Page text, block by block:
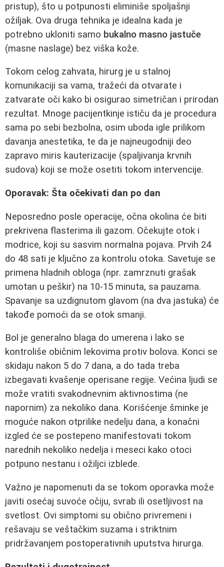
pristup), što u potpunosti eliminiše spoljašnji
ožiljak. Ova druga tehnika je idealna kada je
potrebno ukloniti samo bukalno masno jastuče
(masne naslage) bez viška kože.
Tokom celog zahvata, hirurg je u stalnoj
komunikaciji sa vama, tražeći da otvarate i
zatvarate oči kako bi osigurao simetričan i prirodan
rezultat. Mnoge pacijentkinje ističu da je procedura
sama po sebi bezbolna, osim uboda igle prilikom
davanja anestetika, te da je najneugodniji deo
zapravo miris kauterizacije (spaljivanja krvnih
sudova) koji se može osetiti tokom intervencije.
Oporavak: Šta očekivati dan po dan
Neposredno posle operacije, očna okolina će biti
prekrivena flasterima ili gazom. Očekujte otok i
modrice, koji su sasvim normalna pojava. Prvih 24
do 48 sati je ključno za kontrolu otoka. Savetuje se
primena hladnih obloga (npr. zamrznuti grašak
umotan u peškir) na 10-15 minuta, sa pauzama.
Spavanje sa uzdignutom glavom (na dva jastuka) će
takođe pomoći da se otok smanji.
Bol je generalno blaga do umerena i lako se
kontroliše običnim lekovima protiv bolova. Konci se
skidaju nakon 5 do 7 dana, a do tada treba
izbegavati kvašenje operisane regije. Većina ljudi se
može vratiti svakodnevnim aktivnostima (ne
napornim) za nekoliko dana. Korišćenje šminke je
moguće nakon otprilike nedelju dana, a konačni
izgled će se postepeno manifestovati tokom
narednih nekoliko nedelja i meseci kako otoci
potpuno nestanu i ožiljci izblede.
Važno je napomenuti da se tokom oporavka može
javiti osećaj suvoće očiju, svrab ili osetljivost na
svetlost. Ovi simptomi su obično privremeni i
rešavaju se veštačkim suzama i striktnim
pridržavanjem postoperativnih uputstva hirurga.